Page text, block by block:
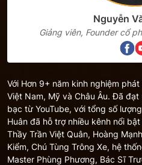
Nguyễn
Giảng viên, Founder cổ
Với Hơn 9+ năm kinh nghiệm
Việt Nam, Mỹ và Châu Âu. Đã
bạc từ YouTube, với tổng số
Huân đã hỗ trợ nhiều kênh nổi
Thầy Trần Việt Quân, Hoàng
Kiểm, Chú Tùng Trông Xe, hệ
Master Phùng Phương, Bác Sĩ